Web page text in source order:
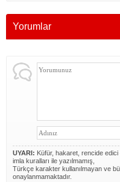
Yorumlar
UYARI: Küfür, hakaret, rencide edici
imla kuralları ile yazılmamış,
Türkçe karakter kullanılmayan ve
onaylanmamaktadır.